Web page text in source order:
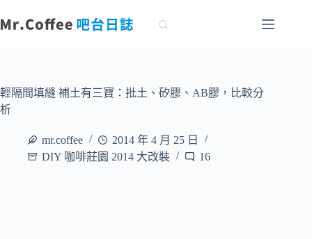
至
容
輕隔間填縫 補土有三寶：批土、矽膠、AB膠，比較分
析
mr.coffee
2014 年 4 月 25 日
DIY 咖啡莊園 2014 大改裝
16